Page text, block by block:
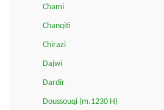
Chami
Chanqiti
Chirazi
Dajwi
Dardir
Doussouqi (m.1230 H)